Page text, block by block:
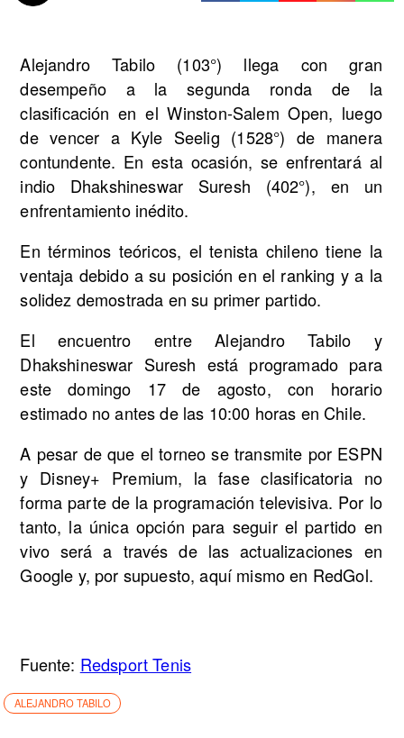
Alejandro Tabilo (103°) llega con gran
desempeño a la segunda ronda de la
clasificación en el Winston-Salem Open, luego
de vencer a Kyle Seelig (1528°) de manera
contundente. En esta ocasión, se enfrentará al
indio Dhakshineswar Suresh (402°), en un
enfrentamiento inédito.
En términos teóricos, el tenista chileno tiene la
ventaja debido a su posición en el ranking y a la
solidez demostrada en su primer partido.
El encuentro entre Alejandro Tabilo y
Dhakshineswar Suresh está programado para
este domingo 17 de agosto, con horario
estimado no antes de las 10:00 horas en Chile.
A pesar de que el torneo se transmite por ESPN
y Disney+ Premium, la fase clasificatoria no
forma parte de la programación televisiva. Por lo
tanto, la única opción para seguir el partido en
vivo será a través de las actualizaciones en
Google y, por supuesto, aquí mismo en RedGol.
Fuente: Redsport Tenis
ALEJANDRO TABILO